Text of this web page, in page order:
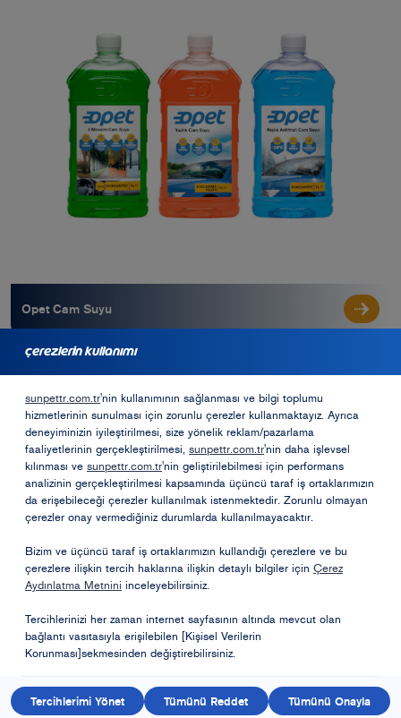
çerezlerin kullanımı
sunpettr.com.tr'nin kullanımının sağlanması ve bilgi toplumu
hizmetlerinin sunulması için zorunlu çerezler kullanmaktayız. Ayrıca
deneyiminizin iyileştirilmesi, size yönelik reklam/pazarlama
faaliyetlerinin gerçekleştirilmesi, sunpettr.com.tr'nin daha işlevsel
kılınması ve sunpettr.com.tr'nin geliştirilebilmesi için performans
analizinin gerçekleştirilmesi kapsamında üçüncü taraf iş ortaklarımızın
da erişebileceği çerezler kullanılmak istenmektedir. Zorunlu olmayan
çerezler onay vermediğiniz durumlarda kullanılmayacaktır.
Bizim ve üçüncü taraf iş ortaklarımızın kullandığı çerezlere ve bu
çerezlere ilişkin tercih haklarına ilişkin detaylı bilgiler için Çerez
Aydınlatma Metnini inceleyebilirsiniz.
Tercihlerinizi her zaman internet sayfasının altında mevcut olan
bağlantı vasıtasıyla erişilebilen [Kişisel Verilerin
Korunması]sekmesinden değiştirebilirsiniz.
Tercihlerimi Yönet Tümünü Reddet Tümünü Onayla
Opet Cam Suyu
Bayilik Formu
Opet Sosyal Sorumluk Projeleri
Kişisel Verilerin Korunması Bilgi Toplumu Hizmetleri
© 2026 Sunpet bir Opet Petrolcülük A.Ş. markasıdır. Tüm hakları saklıdır.